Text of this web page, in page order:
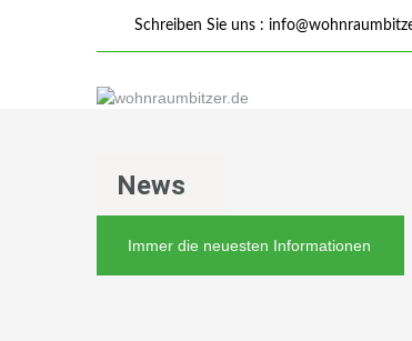
Schreiben Sie uns :
News
Immer die neuesten Informationen